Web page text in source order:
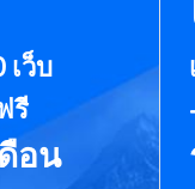
เว็บ
รี
อน